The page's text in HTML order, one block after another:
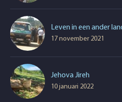
Leven in een ander
17 november 2021
Jehova Jireh
10 januari 2022